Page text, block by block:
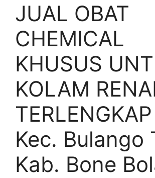
JUAL OBAT
CHEMICAL
KHUSUS
KOLAM
Kec. Bulango
Kab. Bone